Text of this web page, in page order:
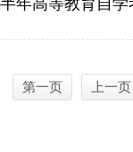
年高等教育自
第一页 上一页